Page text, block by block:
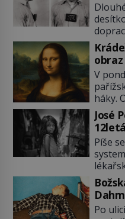
po
2011).
na 19
V
háky.
svět,
Mona
dílně
ukáže
José
vědí!
Píše
ležící
mladá
Po